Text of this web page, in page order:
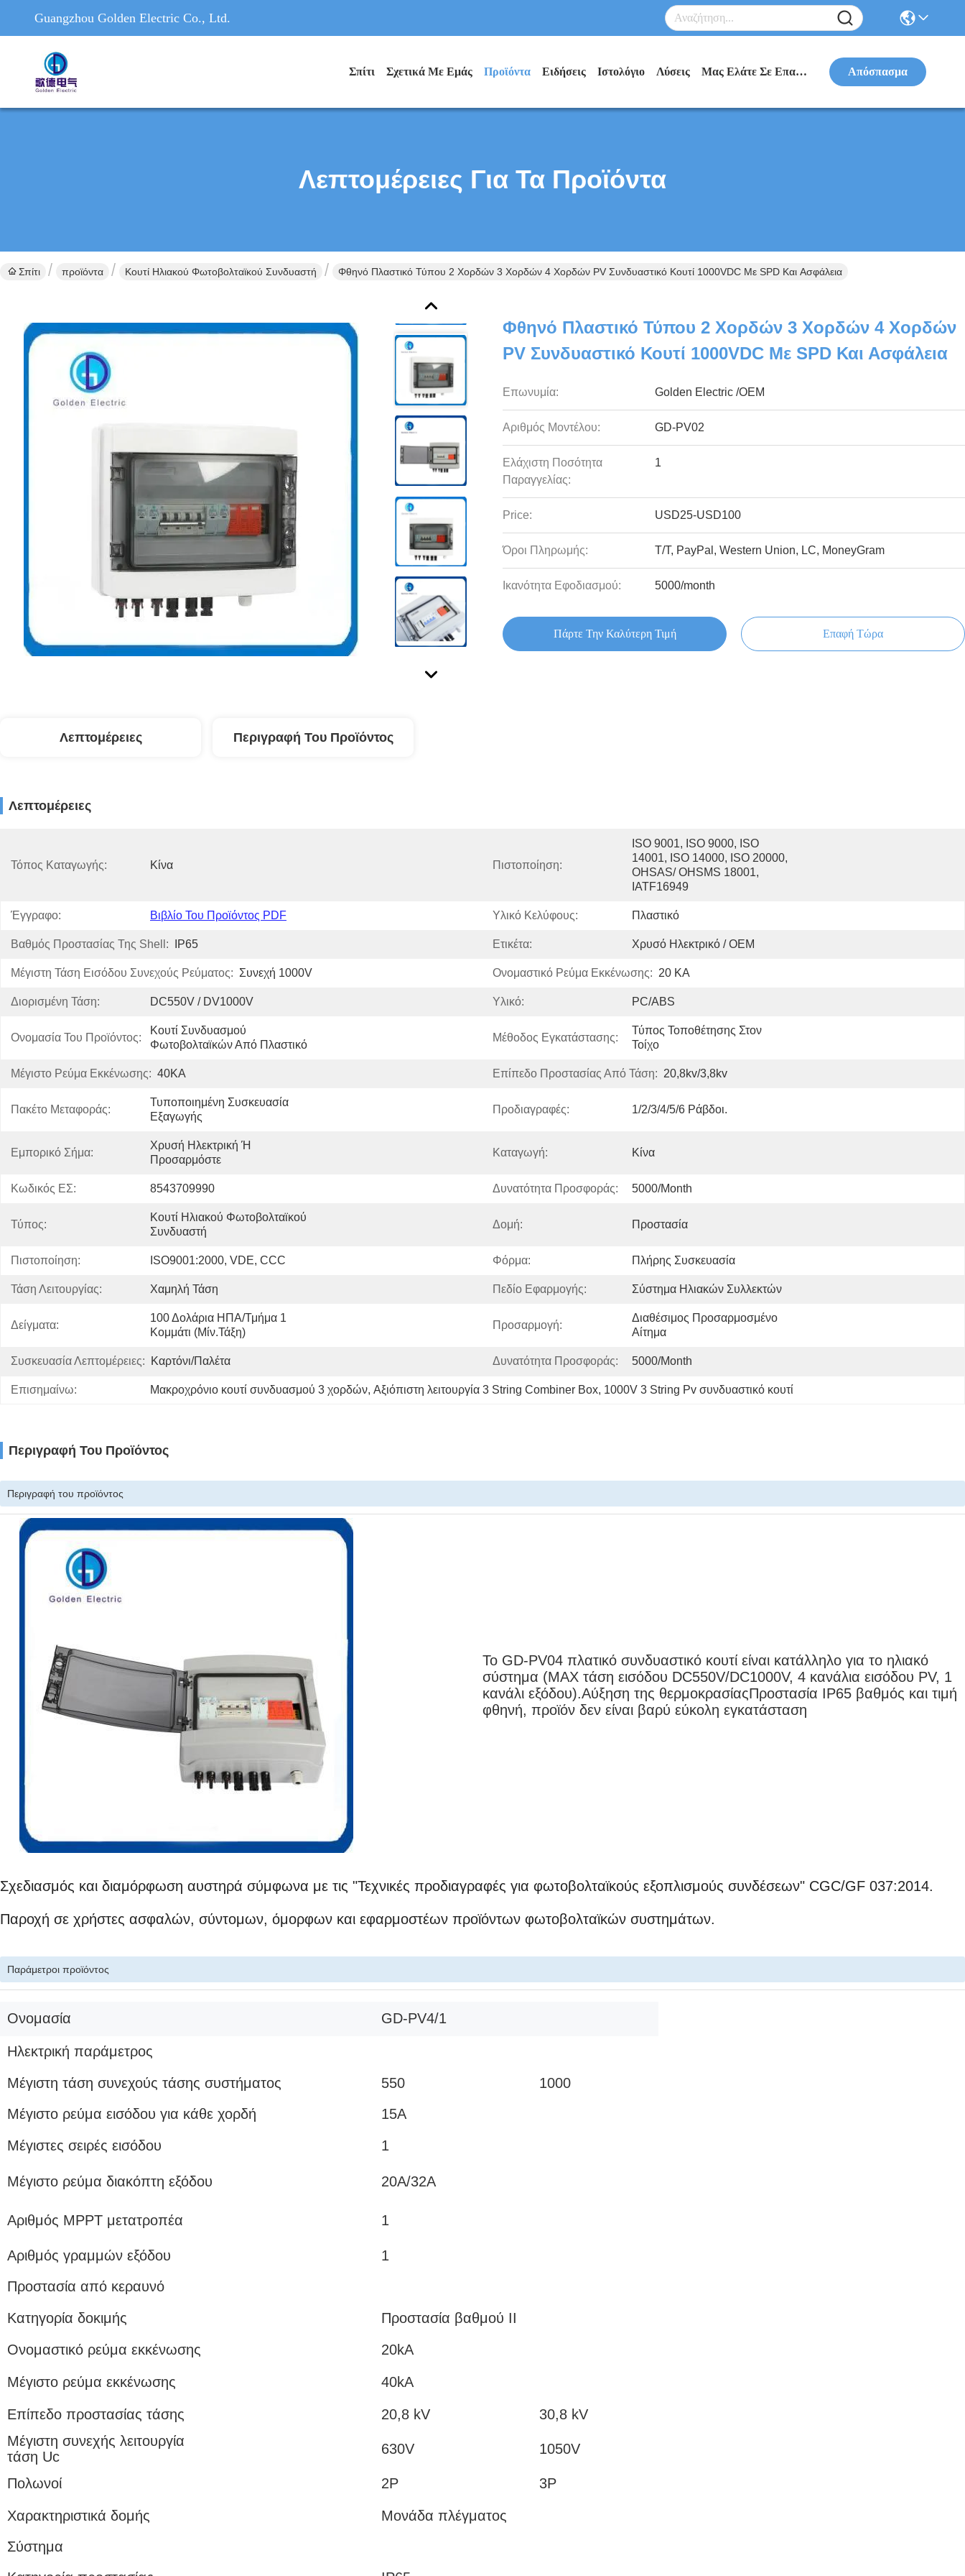
Guangzhou Golden Electric Co., Ltd.
Σπίτι Σχετικά Με Εμάς Προϊόντα Ειδήσεις Ιστολόγιο Λύσεις Μας Ελάτε Σε Επαφή Με Απόσπασμα
Λεπτομέρειες Για Τα Προϊόντα
Σπίτι προϊόντα Κουτί Ηλιακού Φωτοβολταϊκού Συνδυαστή Φθηνό Πλαστικό Τύπου 2 Χορδών 3 Χορδών 4 Χορδών PV Συνδυαστικό Κουτί 1000VDC Με SPD Και Ασφάλεια
Φθηνό Πλαστικό Τύπου 2 Χορδών 3 Χορδών 4 Χορδών
PV Συνδυαστικό Κουτί 1000VDC Με SPD Και Ασφάλεια
Επωνυμία: Golden Electric /OEM
Αριθμός Μοντέλου: GD-PV02
Ελάχιστη Ποσότητα
Παραγγελίας:
1
Price: USD25-USD100
Όροι Πληρωμής: Τ/Τ, PayPal, Western Union, LC, MoneyGram
Ικανότητα Εφοδιασμού: 5000/month
Πάρτε Την Καλύτερη Τιμή Επαφή Τώρα
Λεπτομέρειες Περιγραφή Του Προϊόντος
Λεπτομέρειες
Τόπος Καταγωγής: Κίνα Πιστοποίηση:
ISO 9001, ISO 9000, ISO
14001, ISO 14000, ISO 20000,
OHSAS/ OHSMS 18001,
IATF16949
Έγγραφο: Βιβλίο Του Προϊόντος PDF Υλικό Κελύφους: Πλαστικό
Βαθμός Προστασίας Της Shell: IP65 Ετικέτα: Χρυσό Ηλεκτρικό / OEM
Μέγιστη Τάση Εισόδου Συνεχούς Ρεύματος: Συνεχή 1000V Ονομαστικό Ρεύμα Εκκένωσης: 20 KA
Διορισμένη Τάση: DC550V / DV1000V Υλικό: PC/ABS
Ονομασία Του Προϊόντος:
Κουτί Συνδυασμού
Φωτοβολταϊκών Από Πλαστικό
Μέθοδος Εγκατάστασης:
Τύπος Τοποθέτησης Στον
Τοίχο
Μέγιστο Ρεύμα Εκκένωσης: 40KA Επίπεδο Προστασίας Από Τάση: 20,8kv/3,8kv
Πακέτο Μεταφοράς:
Τυποποιημένη Συσκευασία
Εξαγωγής
Προδιαγραφές: 1/2/3/4/5/6 Ράβδοι.
Εμπορικό Σήμα:
Χρυσή Ηλεκτρική Ή
Προσαρμόστε
Καταγωγή: Κίνα
Κωδικός ΕΣ: 8543709990 Δυνατότητα Προσφοράς: 5000/month
Τύπος:
Κουτί Ηλιακού Φωτοβολταϊκού
Συνδυαστή
Δομή: Προστασία
Πιστοποίηση: ISO9001:2000, VDE, CCC Φόρμα: Πλήρης Συσκευασία
Τάση Λειτουργίας: Χαμηλή Τάση Πεδίο Εφαρμογής: Σύστημα Ηλιακών Συλλεκτών
Δείγματα:
100 Δολάρια ΗΠΑ/τμήμα 1
Κομμάτι (μίν.Τάξη)
Προσαρμογή:
Διαθέσιμος Προσαρμοσμένο
Αίτημα
Συσκευασία Λεπτομέρειες: Καρτόνι/παλέτα Δυνατότητα Προσφοράς: 5000/month
Επισημαίνω: Μακροχρόνιο κουτί συνδυασμού 3 χορδών, Αξιόπιστη λειτουργία 3 String Combiner Box, 1000V 3 String Pv συνδυαστικό κουτί
Περιγραφή Του Προϊόντος
Περιγραφή του προϊόντος
Το GD-PV04 πλατικό συνδυαστικό κουτί είναι κατάλληλο για το ηλιακό
σύστημα (MAX τάση εισόδου DC550V/DC1000V, 4 κανάλια εισόδου PV, 1
κανάλι εξόδου).Αύξηση της θερμοκρασίαςΠροστασία IP65 βαθμός και τιμή
φθηνή, προϊόν δεν είναι βαρύ εύκολη εγκατάσταση
Σχεδιασμός και διαμόρφωση αυστηρά σύμφωνα με τις "Τεχνικές προδιαγραφές για φωτοβολταϊκούς εξοπλισμούς συνδέσεων" CGC/GF 037:2014.
Παροχή σε χρήστες ασφαλών, σύντομων, όμορφων και εφαρμοστέων προϊόντων φωτοβολταϊκών συστημάτων.
Παράμετροι προϊόντος
Ονομασία GD-PV4/1
Ηλεκτρική παράμετρος
Μέγιστη τάση συνεχούς τάσης συστήματος
550
1000
Μέγιστο ρεύμα εισόδου για κάθε χορδή
15Α
Μέγιστες σειρές εισόδου
1
Μέγιστο ρεύμα διακόπτη εξόδου 20Α/32Α
Αριθμός MPPT μετατροπέα 1
Αριθμός γραμμών εξόδου
1
Προστασία από κεραυνό
Κατηγορία δοκιμής
Προστασία βαθμού ΙΙ
Ονομαστικό ρεύμα εκκένωσης
20kA
Μέγιστο ρεύμα εκκένωσης 40kA
Επίπεδο προστασίας τάσης 20,8 kV
30,8 kV
Μέγιστη συνεχής λειτουργία
τάση Uc
630V 1050V
Πολωνοί 2P 3P
Χαρακτηριστικά δομής
Μονάδα πλέγματος
Σύστημα